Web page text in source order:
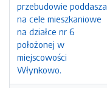
przebudowie poddasza
na cele mieszkaniowe
na działce nr 6
położonej w
miejscowości
Włynkowo.